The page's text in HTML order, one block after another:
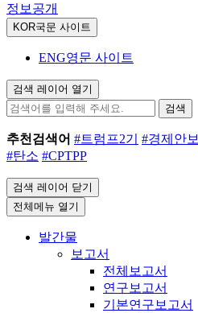
정보공개
KOR국문 사이트
ENG영문 사이트
검색 레이어 열기
검색
추천검색어 #트럼프2기 #경제안보
#탄소 #CPTPP
검색 레이어 닫기
전체메뉴 열기
발간물
보고서
전체보고서
연구보고서
기본연구보고서